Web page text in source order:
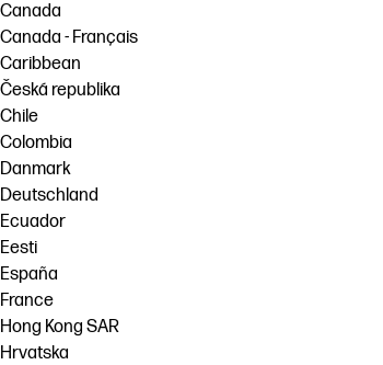
Canada
Canada - Français
Caribbean
Česká republika
Chile
Colombia
Danmark
Deutschland
Ecuador
Eesti
España
France
Hong Kong SAR
Hrvatska